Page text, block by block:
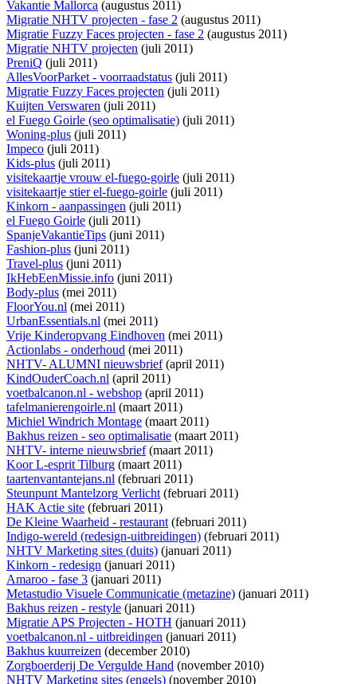
Vakantie Mallorca (augustus 2011)
Migratie NHTV projecten - fase 2 (augustus 2011)
Migratie Fuzzy Faces projecten - fase 2 (augustus 2011)
Migratie NHTV projecten (juli 2011)
PreniQ (juli 2011)
AllesVoorParket - voorraadstatus (juli 2011)
Migratie Fuzzy Faces projecten (juli 2011)
Kuijten Verswaren (juli 2011)
el Fuego Goirle (seo optimalisatie) (juli 2011)
Woning-plus (juli 2011)
Impeco (juli 2011)
Kids-plus (juli 2011)
visitekaartje vrouw el-fuego-goirle (juli 2011)
visitekaartje stier el-fuego-goirle (juli 2011)
Kinkorn - aanpassingen (juli 2011)
el Fuego Goirle (juli 2011)
SpanjeVakantieTips (juni 2011)
Fashion-plus (juni 2011)
Travel-plus (juni 2011)
IkHebEenMissie.info (juni 2011)
Body-plus (mei 2011)
FloorYou.nl (mei 2011)
UrbanEssentials.nl (mei 2011)
Vrije Kinderopvang Eindhoven (mei 2011)
Actionlabs - onderhoud (mei 2011)
NHTV- ALUMNI nieuwsbrief(april 2011)
KindOuderCoach.nl (april 2011)
voetbalcanon.nl - webshop (april 2011)
tafelmanierengoirle.nl (maart 2011)
Michiel Windrich Montage (maart 2011)
Bakhus reizen - seo optimalisatie (maart 2011)
NHTV- interne nieuwsbrief(maart 2011)
Koor L-esprit Tilburg (maart 2011)
taartenvantantejans.nl (februari 2011)
Steunpunt Mantelzorg Verlicht(februari 2011)
HAK Actie site (februari 2011)
De Kleine Waarheid - restaurant(februari 2011)
Indigo-wereld (redesign-uitbreidingen) (februari 2011)
NHTV Marketing sites (duits) (januari 2011)
Kinkorn - redesign (januari 2011)
Amaroo - fase 3 (januari 2011)
Metastudio Visuele Communicatie (metazine) (januari 2011)
Bakhus reizen - restyle (januari 2011)
Migratie APS Projecten - HOTH (januari 2011)
voetbalcanon.nl - uitbreidingen (januari 2011)
Bakhus kuurreizen (december 2010)
Zorgboerderij De Vergulde Hand (november 2010)
NHTV Marketing sites (engels) (november 2010)